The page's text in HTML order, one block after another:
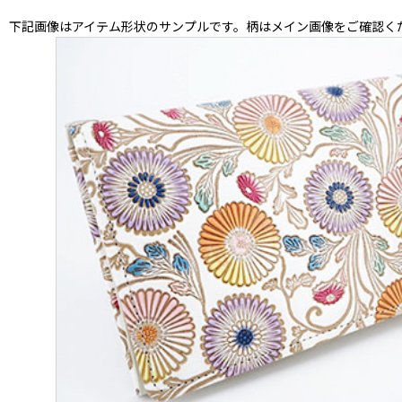
下記画像はアイテム形状のサンプルです。柄はメイン画像をご確認く